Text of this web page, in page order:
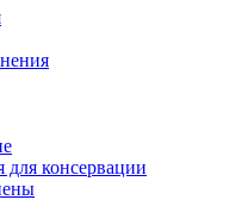
консервации